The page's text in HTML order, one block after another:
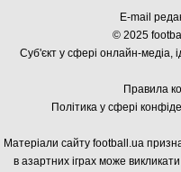
E-mail
© 2025
Суб'єкт у сфері онлайн-медіа, і
Правила
Політика у сфері
Матеріали сайту football.ua
в азартних іграх може